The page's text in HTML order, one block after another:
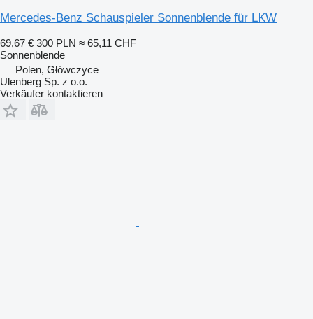
Mercedes-Benz Schauspieler Sonnenblende für LKW
69,67 € 300 PLN ≈ 65,11 CHF
Sonnenblende
Polen, Główczyce
Ulenberg Sp. z o.o.
Verkäufer kontaktieren